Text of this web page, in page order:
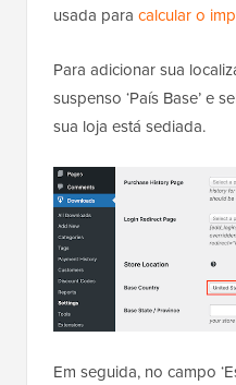
usada para calcular o
Para adicionar sua
suspenso ‘País Base’ e
sua loja está sediada.
Em seguida, no campo